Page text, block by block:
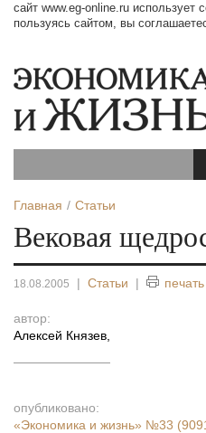
сайт www.eg-online.ru использует
пользуясь сайтом, вы
Главная Статьи
Вековая
18.08.2005 | Статьи | печать
автор:
Алексей Князев
опубликовано:
«Экономика и жизнь» №33